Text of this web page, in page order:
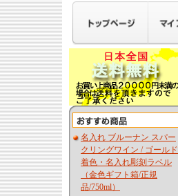
名入れ ブルーナン スパー
クリングワイン / ゴールド
着色・名入れ彫刻ラベル
（金色ギフト箱/正規
品/750ml）